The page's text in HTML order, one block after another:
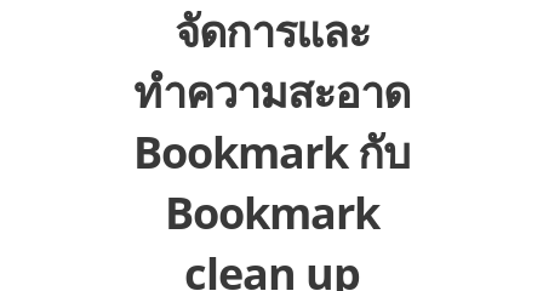
จัดการและ
ทำความสะอาด
Bookmark กับ
Bookmark
clean up